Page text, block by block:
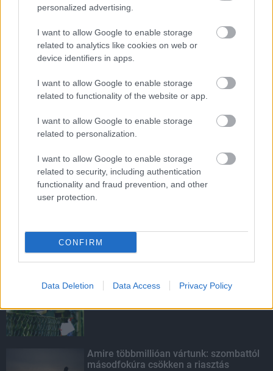
personalized advertising.
I want to allow Google to enable storage
related to analytics like cookies on web or
device identifiers in apps.
I want to allow Google to enable storage
related to functionality of the website or app.
I want to allow Google to enable storage
related to personalization.
I want to allow Google to enable storage
related to security, including authentication
functionality and fraud prevention, and other
user protection.
CONFIRM
Data Deletion Data Access Privacy Policy
HIRDETÉS
HIRDETÉS
HIRDETÉS
LEGOLVASOTTABB
mérföldköve a felülvizsgálat
árnyékában?
Fontos a postaládákba költöző
Amire többmillióan vártunk: szombattól
másodfokúra csökken a riasztás